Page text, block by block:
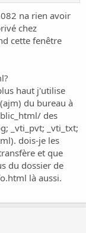
na rien avoir
chez
cette fenêtre
haut j'utilise
du bureau à
des
_vti_pvt; _vti_txt;
dois-je les
et que
du dossier de
là aussi.